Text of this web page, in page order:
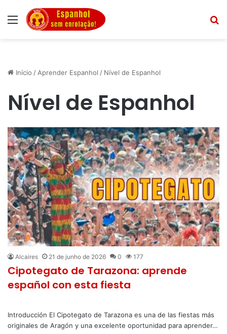
Menu
Início / Aprender Espanhol / Nível de Espanhol
Nível de Espanhol
Alcaires 21 de junho de 2026 0 177
Cipotegato de Tarazona: aprende
español con esta fiesta
Introducción El Cipotegato de Tarazona es una de las fiestas más
originales de Aragón y una excelente oportunidad para aprender…